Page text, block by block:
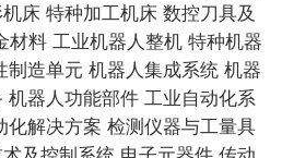
床 特种加工机床 数控刀具及
材料 工业机器人整机 特种机器
制造单元 机器人集成系统 机器
器人功能部件 工业自动化系
化解决方案 检测仪器与工量具